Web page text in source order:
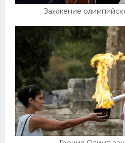
Зажжение